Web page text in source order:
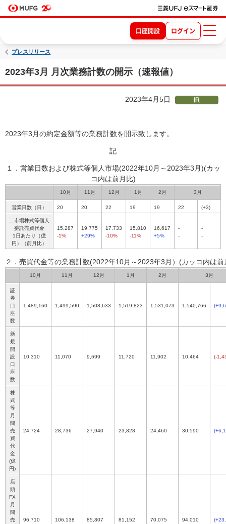
口座開設 ログイン
プレスリリース
2023年3月 月次業務計数の開示（速報値）
2023年4月5日
2023年3月の約定金額等の業務計数を開示致します。
記
１．営業日数および株式等個人市場(2022年10月～2023年3月)(カッ
コ内は前月比)
10月 11月 12月 1月 2月 3月
営業日数（日） 20 20 22 19 19 22 (+3)
二市場株式等個人
委託売買代金
1日あたり（億
円）（前月比）
15,287
-1%
19,775
+29%
17,733
-10%
15,810
-11%
16,617
+5%
-
-
-
-
２．売買代金等の業務計数(2022年10月～2023年3月） (カッコ内は前
10月 11月 12月 1月 2月 3月
証
券
口
座
数
1,489,160 1,499,590 1,508,633 1,519,823 1,531,073 1,540,766
新
規
開
設
口
座
数
10,310 11,070 9,699 11,720 11,902 10,464 (-
株
式
等
月
間
売
買
代
金
(億
円)
24,724 28,736 27,940 23,828 24,460 30,590
店
頭
FX
月
間
売
96,710 106,138 85,807 81,152 70,075 94,010